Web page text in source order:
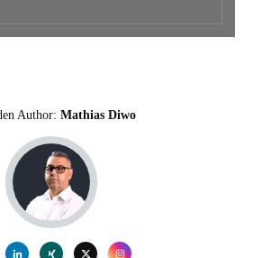
Author: Mathias Diwo